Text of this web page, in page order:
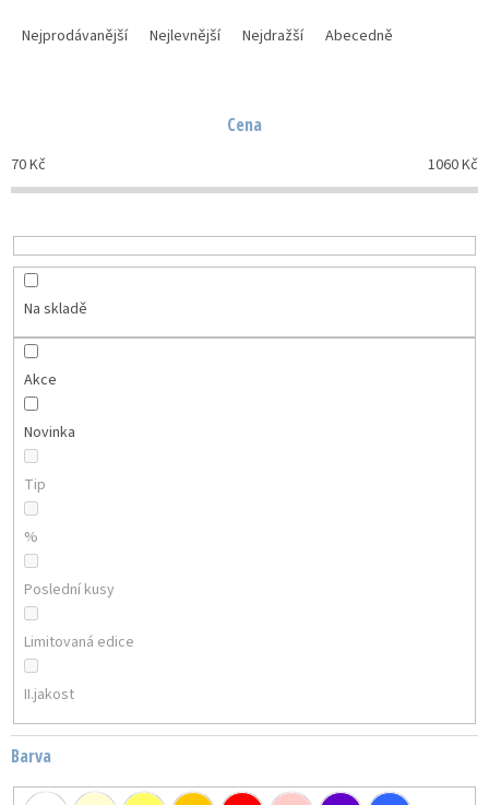
p
r
o
u
k
Nejprodávanější Nejlevnější Nejdražší Abecedně
Cena
70Kč 1060Kč
Na skladě
Akce
Novinka
Tip
%
Poslední kusy
Limitovaná edice
II.jakost
Barva